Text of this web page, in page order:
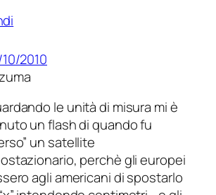
2010
le unità di misura mi è
un flash di quando fu
un satellite
perchè gli europei
agli americani di spostarlo